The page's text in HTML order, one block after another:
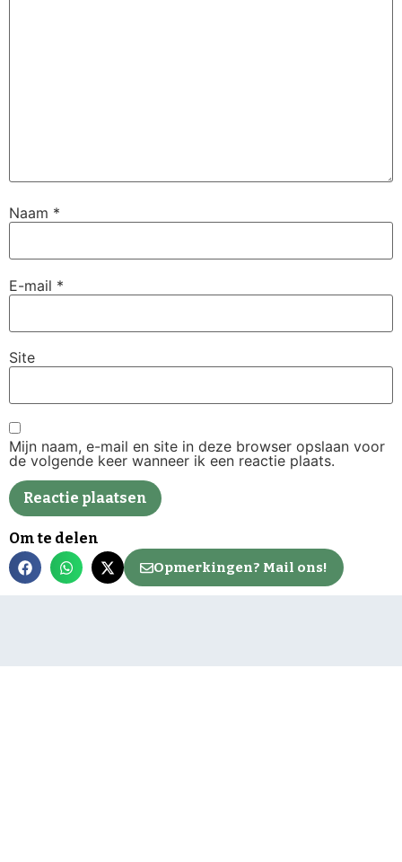
Naam *
E-mail *
Site
Mijn naam, e-mail en site in deze browser opslaan voor
de volgende keer wanneer ik een reactie plaats.
Om te delen
Opmerkingen? Mail ons!